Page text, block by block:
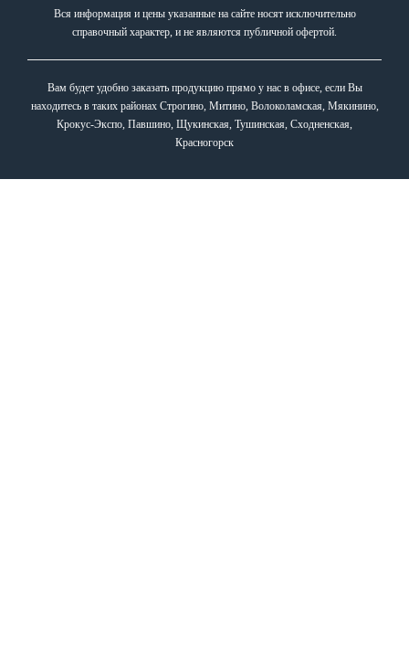
Вся информация и цены указанные на сайте носят исключительно
справочный характер, и не являются публичной офертой.
Вам будет удобно заказать продукцию прямо у нас в офисе, если Вы
находитесь в таких районах Строгино, Митино, Волоколамская, Мякинино,
Крокус-Экспо, Павшино, Щукинская, Тушинская, Сходненская,
Красногорск